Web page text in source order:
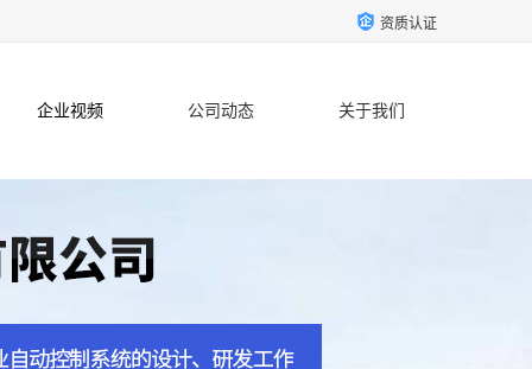
资质认证
企业视频 公司动态 关于我们